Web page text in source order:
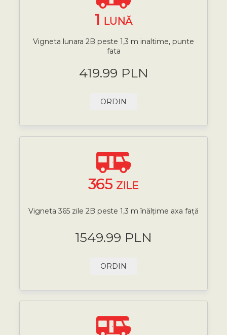
1 LUNĂ
Vigneta lunara 2B peste 1,3 m inaltime, punte
fata
419.99 PLN
ORDIN
365 ZILE
Vigneta 365 zile 2B peste 1,3 m înălțime axa față
1549.99 PLN
ORDIN